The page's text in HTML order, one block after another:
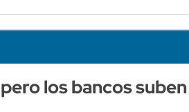
los bancos